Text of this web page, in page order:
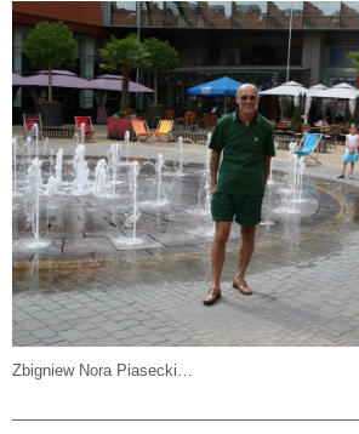
Zbigniew Nora Piasecki…